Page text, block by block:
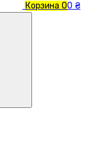
Корзина 00 ₴